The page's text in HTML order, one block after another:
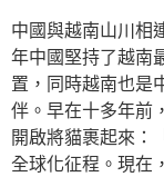
中國與越南山川相
年中國堅持了越南
置，同時越南也是
伴。早在十多年前
開啟將貓裹起來：
全球化征程。現在